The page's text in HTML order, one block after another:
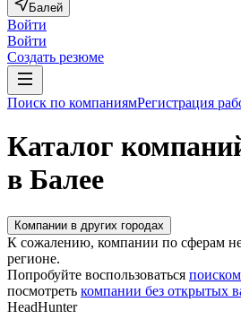
Балей
Войти
Войти
Создать резюме
Поиск по компаниямРегистрация
Каталог
в Балее
Компании в других городах
К сожалению, компании по сферам
регионе.
Попробуйте воспользоваться
посмотреть компании без открытых
HeadHunter